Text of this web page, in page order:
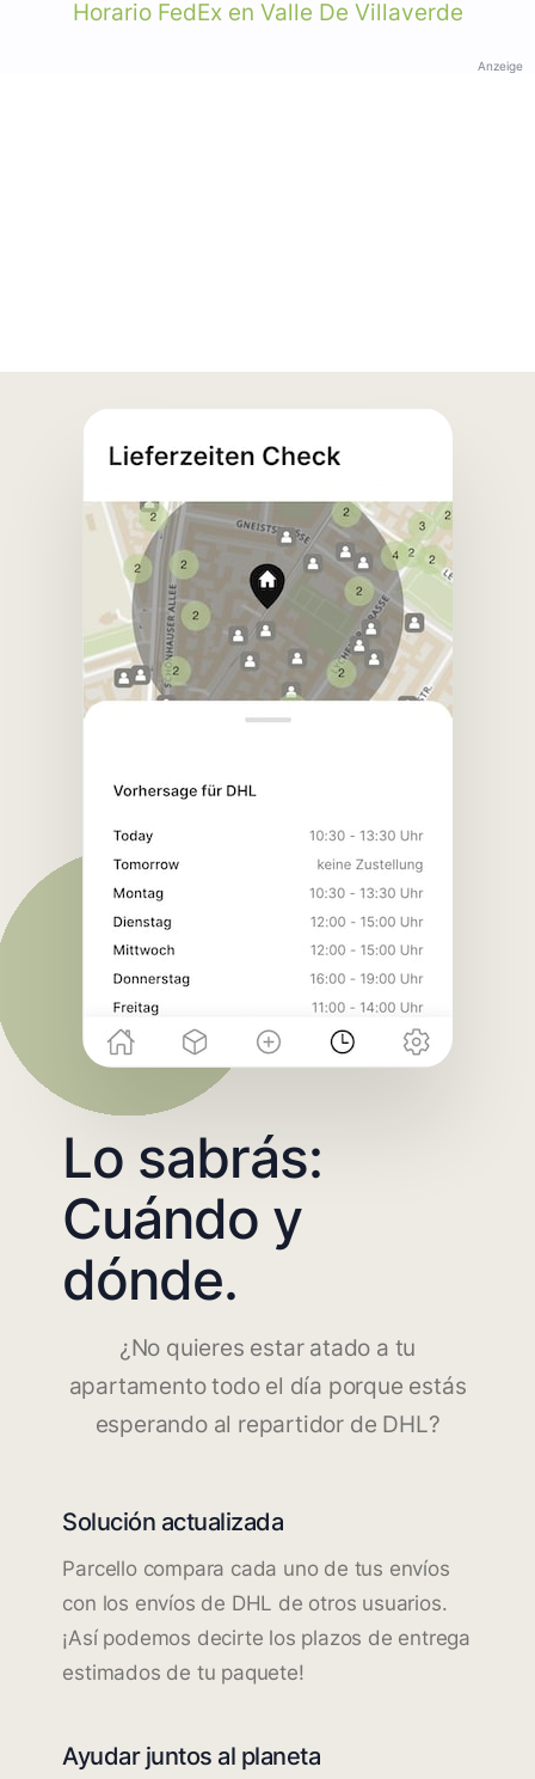
Horario FedEx en Valle De Villaverde
Anzeige
Lo sabrás:
Cuándo y
dónde.
¿No quieres estar atado a tu
apartamento todo el día porque estás
esperando al repartidor de DHL?
Solución actualizada
Parcello compara cada uno de tus envíos
con los envíos de DHL de otros usuarios.
¡Así podemos decirte los plazos de entrega
estimados de tu paquete!
Ayudar juntos al planeta